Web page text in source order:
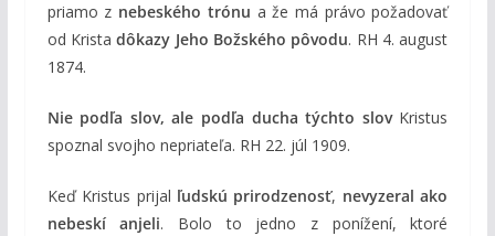
priamo z nebeského trónu a že má právo požadovať
od Kristadôkazy Jeho Božského pôvodu. RH 4. august
1874.
Nie podľa slov, ale podľa ducha týchto slovKristus
spoznal svojho nepriateľa. RH 22. júl 1909.
Keď Kristus prijal ľudskú prirodzenosť, nevyzeral ako
nebeskí anjeli. Bolo to jedno z ponížení, ktoré